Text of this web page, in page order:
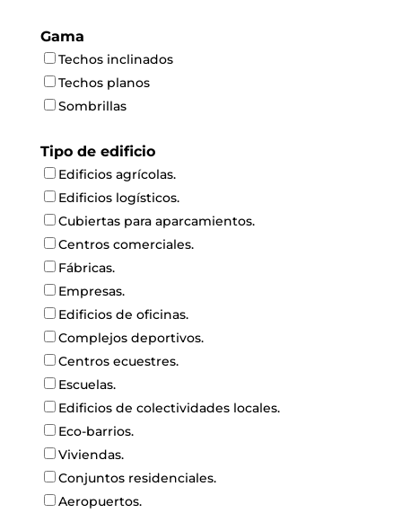
Gama
Techos inclinados
Techos planos
Sombrillas
Tipo de edificio
Edificios agrícolas.
Edificios logísticos.
Cubiertas para aparcamientos.
Centros comerciales.
Fábricas.
Empresas.
Edificios de oficinas.
Complejos deportivos.
Centros ecuestres.
Escuelas.
Edificios de colectividades locales.
Eco-barrios.
Viviendas.
Conjuntos residenciales.
Aeropuertos.